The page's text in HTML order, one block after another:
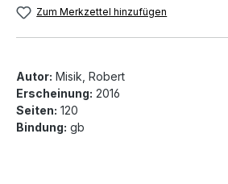
Zum Merkzettel hinzufügen
Autor: Misik, Robert
Erscheinung: 2016
Seiten: 120
Bindung: gb